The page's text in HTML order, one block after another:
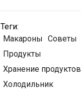
Теги:
Макароны Советы
Продукты
Хранение продуктов
Холодильник